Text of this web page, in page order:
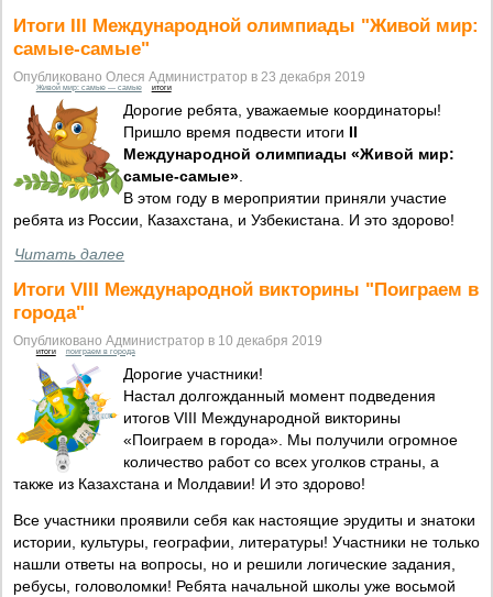
Итоги III Международной олимпиады "Живой мир:
самые-самые"
Опубликовано Олеся Администратор в 23 декабря 2019
Живой мир: самые — самые итоги
Дорогие ребята, уважаемые координаторы!
Пришло время подвести итоги II
Международной олимпиады «Живой мир:
самые-самые»
В этом году в мероприятии приняли участие
ребята из России, Казахстана, и Узбекистана. И это здорово!
Читать далее
Итоги VIII Международной викторины "Поиграем в
города"
Опубликовано Администратор в 10 декабря 2019
итоги поиграем в города
Дорогие участники!
Настал долгожданный момент подведения
итогов VIII Международной викторины
«Поиграем в города». Мы получили огромное
количество работ со всех уголков страны, а
также из Казахстана и Молдавии! И это здорово!
Все участники проявили себя как настоящие эрудиты и знатоки
истории, культуры, географии, литературы! Участники не только
нашли ответы на вопросы, но и решили логические задания,
ребусы, головоломки! Ребята начальной школы уже восьмой